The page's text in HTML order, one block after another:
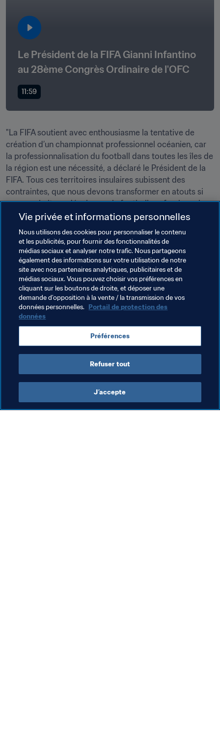
Le Président de la FIFA Gianni Infantino
au 28ème Congrès Ordinaire de l'OFC
11:59
"La FIFA soutient avec enthousiasme la tentative de
création d’un championnat professionnel océanien, car
la professionnalisation du football dans toutes les îles de
la région est une nécessité, a déclaré le Président de la
FIFA. Tous ces territoires insulaires subissent des
contraintes, que nous devons transformer en atouts si
nous souhaitons développer le football professionnel au
plus haut niveau. Nous y apporterons notre contribution,
associations membres apporter leur soutien à la FIFA."
Thèmes en lien
Président de la FIFA Organisation
Organisation New Zealand OFC
Vie privée et informations personnelles
Nous utilisons des cookies pour personnaliser le contenu
et les publicités, pour fournir des fonctionnalités de
médias sociaux et analyser notre trafic. Nous partageons
également des informations sur votre utilisation de notre
site avec nos partenaires analytiques, publicitaires et de
médias sociaux. Vous pouvez choisir vos préférences en
cliquant sur les boutons de droite, et déposer une
demande d’opposition à la vente / la transmission de vos
données personnelles. Portail de protection des
données
Préférences
Refuser tout
J’accepte